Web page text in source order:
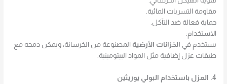
مقاومة التسربات المائية.
حماية فعالة ضد التآكل.
الاستخدام:
يستخدم في الخزانات الأرضية المصنوعة من الخرسانة، ويمكن دمجه مع
طبقات عزل إضافية مثل المواد البيتومينية.
4. العزل باستخدام البولي يوريثين